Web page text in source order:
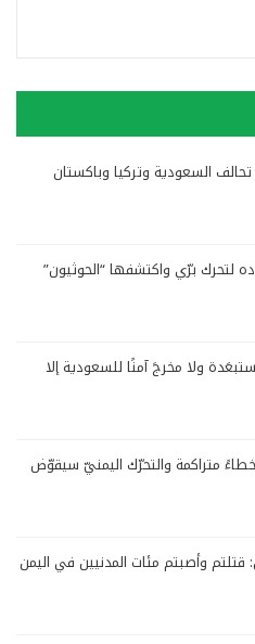
السعودية وتركيا وباكستان
لتحرك برّي واكتشفها “الحوثيون”
ولا مخرجَ آمنًا للسعودية إلا
متراكمة والتحرّك اليمنيّ سيقوّض
وأصبتم مئات المدنيين في اليمن